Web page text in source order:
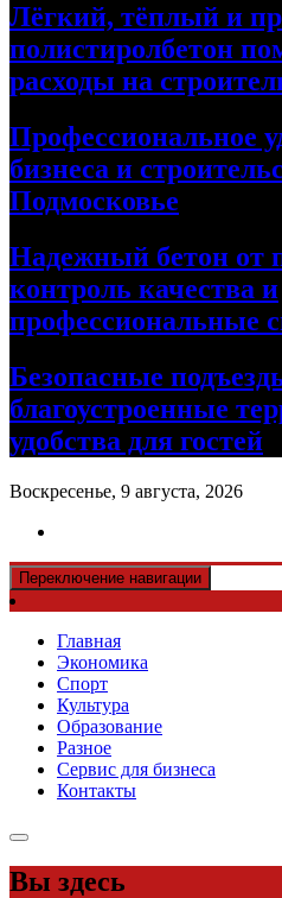
Лёгкий, тёплый и
полистиролбетон
расходы на
Профессиональное
бизнеса и
Подмосковье
Надежный бетон от
контроль качества и
профессиональные
Безопасные
благоустроенные
удобства для гостей
Воскресенье, 9 августа, 2026
Переключение навигации
Главная
Экономика
Спорт
Культура
Образование
Разное
Сервис для бизнеса
Контакты
Вы здесь